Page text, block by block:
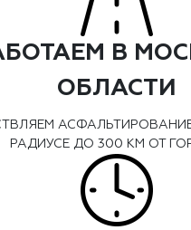
В
ОБЛАСТИ
РАДИУСЕ ДО 300 КМ ОТ